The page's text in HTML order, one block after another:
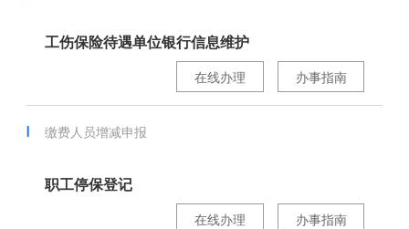
工伤保险待遇单位银行信息维护
办事指南
在线办理
缴费人员增减申报
职工停保登记
办事指南
在线办理